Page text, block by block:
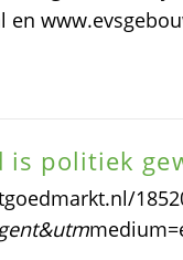
en
is politiek